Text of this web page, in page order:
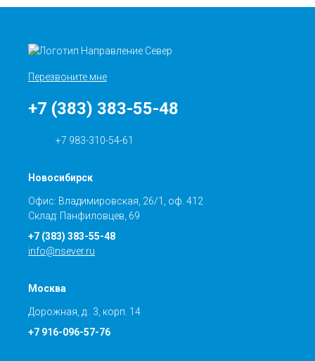
Перезвоните мне
+7 (383) 383-55-48
+7 983-310-54-61
Новосибирск
Офис: Владимировская, 26/1, оф. 412
Склад: Панфиловцев, 69
+7 (383) 383-55-48
info@nsever.ru
Москва
Дорожная, д.. 3, корп. 14
+7 916-096-57-76